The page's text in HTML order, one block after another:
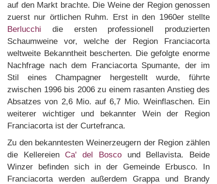
auf den Markt brachte. Die Weine der Region genossen
zuerst nur örtlichen Ruhm. Erst in den 1960er stellte
Berlucchi die ersten professionell produzierten
Schaumweine vor, welche der Region Franciacorta
weltweite Bekanntheit bescherten. Die gefolgte enorme
Nachfrage nach dem Franciacorta Spumante, der im
Stil eines Champagner hergestellt wurde, führte
zwischen 1996 bis 2006 zu einem rasanten Anstieg des
Absatzes von 2,6 Mio. auf 6,7 Mio. Weinflaschen. Ein
weiterer wichtiger und bekannter Wein der Region
Franciacorta ist der Curtefranca.
Zu den bekanntesten Weinerzeugern der Region zählen
die Kellereien Ca' del Boscound Bellavista. Beide
Winzer befinden sich in der Gemeinde Erbusco. In
Franciacorta werden außerdem Grappa und Brandy